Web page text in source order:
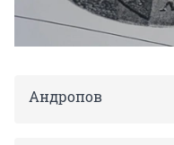
Андропов